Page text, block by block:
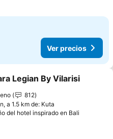
Ver precios
a favoritos
Legian By Vilarisi
812
a 1.5 km de: Kuta
del hotel inspirado en Bali